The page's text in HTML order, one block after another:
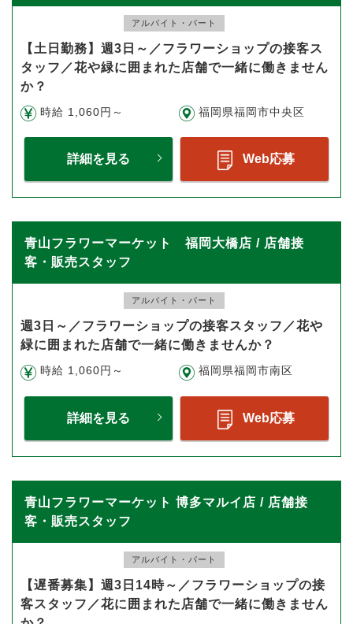
アルバイト・パート
【土日勤務】週3日～／フラワーショップの接客ス
タッフ／花や緑に囲まれた店舗で一緒に働きません
か？
時給 1,060円～ 福岡県福岡市中央区
詳細を見る Web応募
青山フラワーマーケット 福岡大橋店 / 店舗接
客・販売スタッフ
アルバイト・パート
週3日～／フラワーショップの接客スタッフ／花や
緑に囲まれた店舗で一緒に働きませんか？
時給 1,060円～ 福岡県福岡市南区
詳細を見る Web応募
青山フラワーマーケット 博多マルイ店 / 店舗接
客・販売スタッフ
アルバイト・パート
【遅番募集】週3日14時～／フラワーショップの接
客スタッフ／花に囲まれた店舗で一緒に働きません